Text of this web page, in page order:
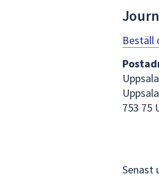
Beställ
753 75
Senast